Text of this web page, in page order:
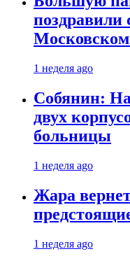
поздравили
Московском
1 неделя ago
Собянин:
двух
больницы
1 неделя ago
Жара
1 неделя ago